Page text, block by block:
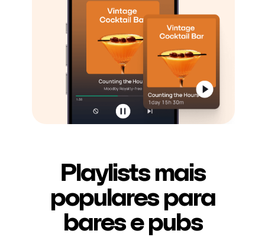
Playlists mais
populares para
bares e pubs